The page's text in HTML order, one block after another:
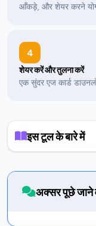
आँकड़े, और शेयर करने
4
शेयर करें और तुलना करें
एक सुंदर एज कार्ड
इस टूल के बारे में
बिल्लियाँ पहले साल में 15
फिर हर साल +4। हम
लगभग 10-15% तेज़ी से
अक्सर पूछे जाने